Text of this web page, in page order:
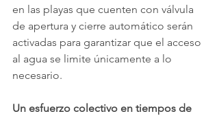
en las playas que cuenten con válvula
de apertura y cierre automático serán
activadas para garantizar que el acceso
al agua se limite únicamente a lo
necesario.
Un esfuerzo colectivo en tiempos de